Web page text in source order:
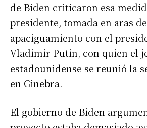
de Biden criticaron esa
presidente, tomada en aras
apaciguamiento con el
Vladimir Putin, con quien el
estadounidense se reunió la
en Ginebra.
El gobierno de Biden